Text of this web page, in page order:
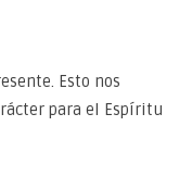
Esto nos
para el Espíritu